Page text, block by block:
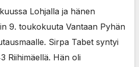
Lohjalla ja hänen
9. toukokuuta Vantaan Pyhän
Sirpa Tabet syntyi
Riihimäellä. Hän oli